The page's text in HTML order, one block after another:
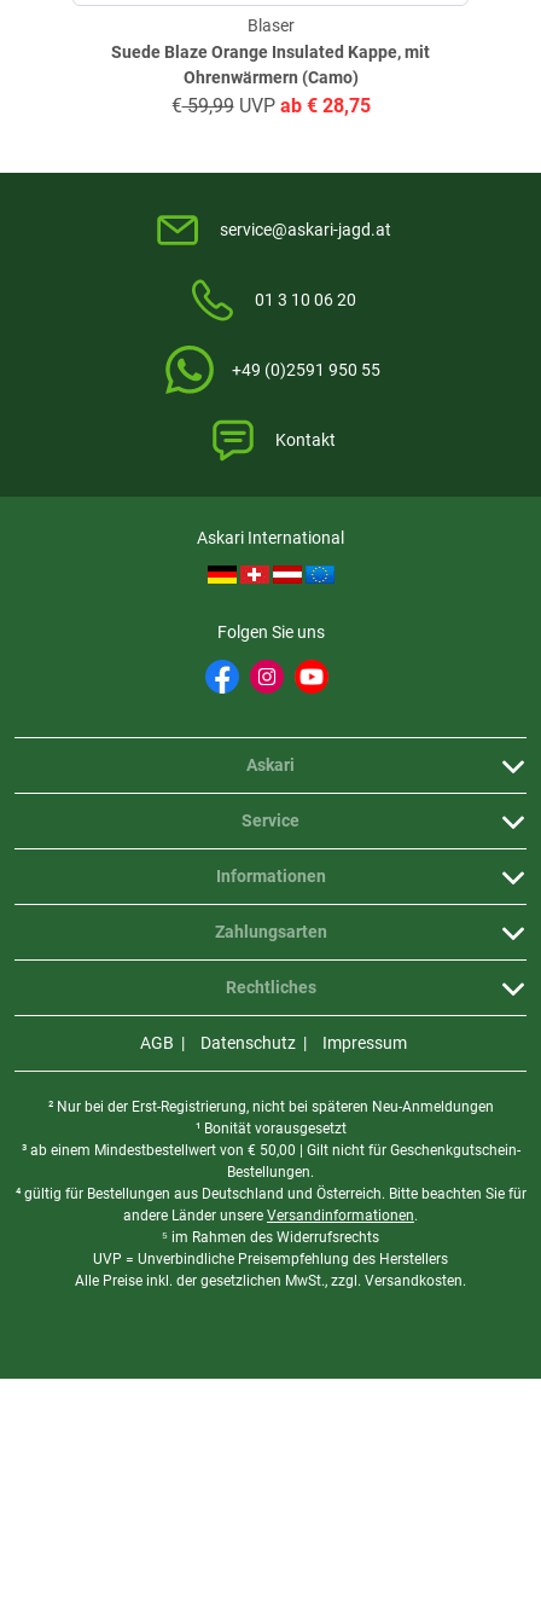
bügeln. Nicht trockenreinigen. Von Feuer fernhalten
Suede Blaze Orange Insulated Kappe, mit
Ohrenwärmern (Camo)
Blaser
€59,99UVP ab €28,75
service@askari-jagd.at
01 3 10 06 20
+49 (0)2591 950 55
Kontakt
Askari International
Folgen Sie uns
Askari
Service
Informationen
Rechtliches
Zahlungsarten
AGB Datenschutz Impressum
² Nur bei der Erst-Registrierung, nicht bei späteren Neu-Anmeldungen
¹ Bonität vorausgesetzt
³ ab einem Mindestbestellwert von € 50,00 | Gilt nicht für Geschenkgutschein-
Bestellungen.
⁴ gültig für Bestellungen aus Deutschland und Österreich. Bitte beachten Sie für
andere Länder unsere Versandinformationen.
⁵ im Rahmen des Widerrufsrechts
UVP = Unverbindliche Preisempfehlung des Herstellers
Alle Preise inkl. der gesetzlichen MwSt., zzgl. Versandkosten.